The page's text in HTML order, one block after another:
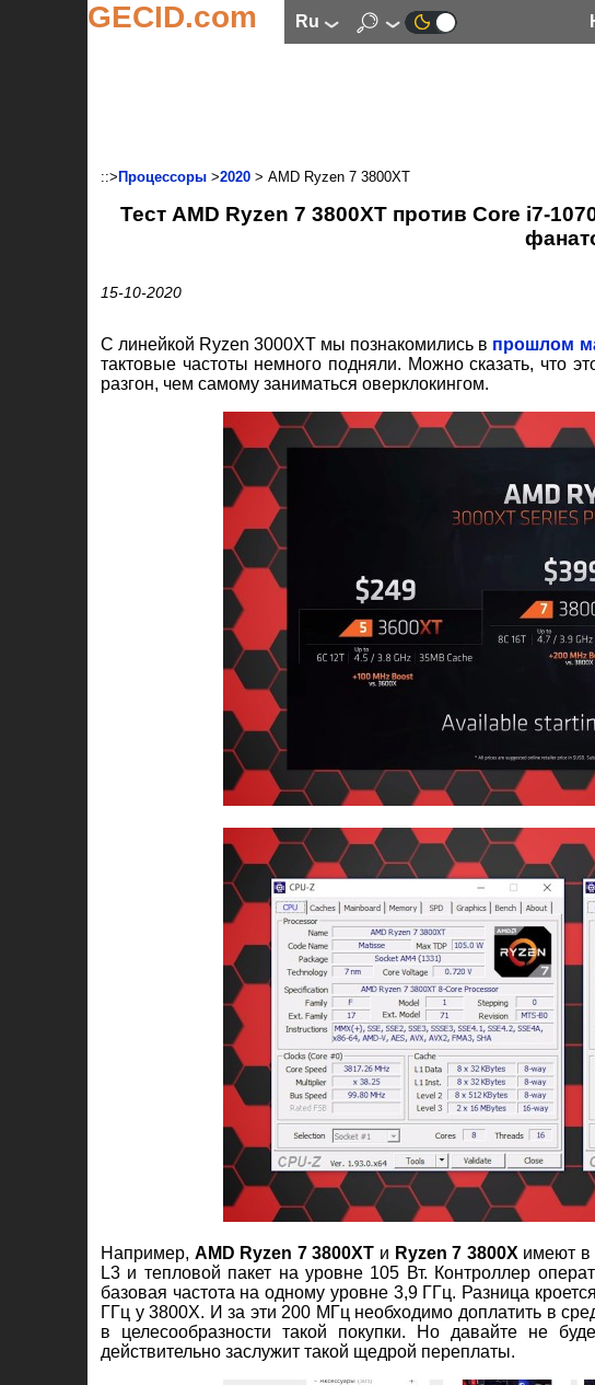
GECID.com ru
::> Процессоры >2020 > AMD Ryzen 7 3800XT
Тест AMD Ryzen 7 3800XT против Core i7-
15-10-2020
С линейкой Ryzen 3000XT мы познакомились в прошлом
тактовые частоты немного подняли. Можно сказать, что
разгон, чем самому заниматься оверклокингом.
Например, AMD Ryzen 7 3800XT и Ryzen 7 3800X имеют в
L3 и тепловой пакет на уровне 105 Вт. Контроллер
базовая частота на одному уровне 3,9 ГГц. Разница
ГГц у 3800X. И за эти 200 МГц необходимо доплатить в
в целесообразности такой покупки. Но давайте не
действительно заслужит такой щедрой переплаты.